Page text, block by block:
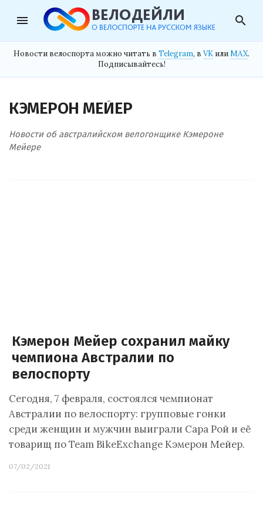
menu search
Новости велоспорта можно читать в Telegram, в VK илиMAX.
Подписывайтесь!
КЭМЕРОН МЕЙЕР
Новости об австралийском велогонщике Кэмероне
Мейере
Кэмерон Мейер сохранил майку
чемпиона Австралии по
велоспорту
Сегодня, 7 февраля, состоялся чемпионат
Австралии по велоспорту: групповые гонки
среди женщин и мужчин выиграли Сара Рой и её
товарищ по Team BikeExchange Кэмерон Мейер.
07/02/2021